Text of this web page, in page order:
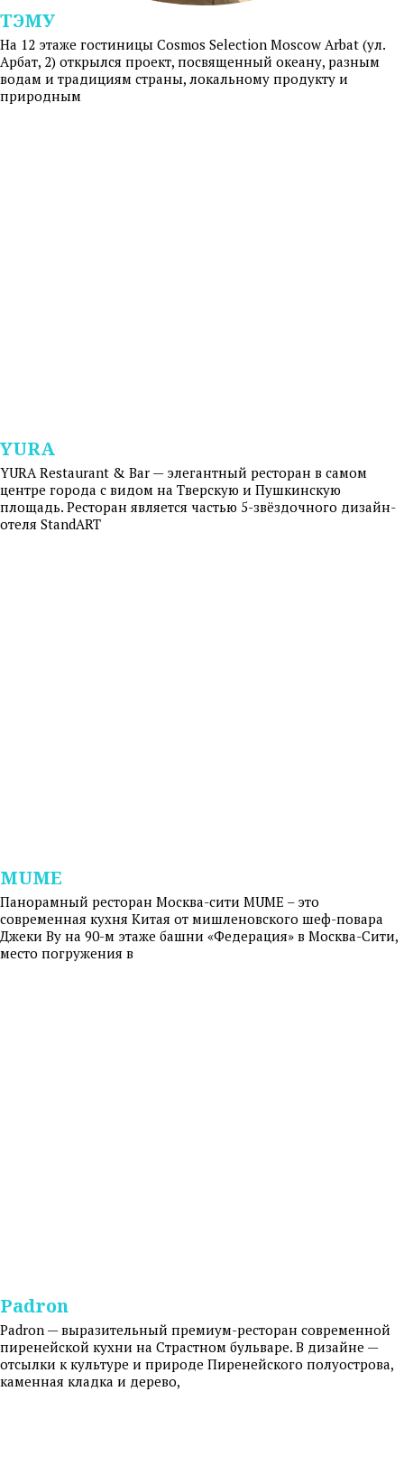
ТЭМУ
На 12 этаже гостиницы Cosmos Selection Moscow Arbat (ул.
Арбат, 2) открылся проект, посвященный океану, разным
водам и традициям страны, локальному продукту и
природным
YURA
YURA Restaurant & Bar — элегантный ресторан в самом
центре города с видом на Тверскую и Пушкинскую
площадь. Ресторан является частью 5-звёздочного дизайн-
отеля StandART
MUME
Панорамный ресторан Москва-сити MUME – это
современная кухня Китая от мишленовского шеф-повара
Джеки Ву на 90-м этаже башни «Федерация» в Москва-Сити,
место погружения в
Padron
Padron — выразительный премиум-ресторан современной
пиренейской кухни на Страстном бульваре. В дизайне —
отсылки к культуре и природе Пиренейского полуострова,
каменная кладка и дерево,